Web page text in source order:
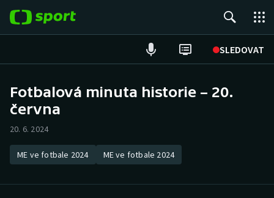
SLEDOVAT
ME v plavání
Hokej
Fotbalová minuta historie – 20.
června
20. 6. 2024
ME ve fotbale 2024 ME ve fotbale 2024